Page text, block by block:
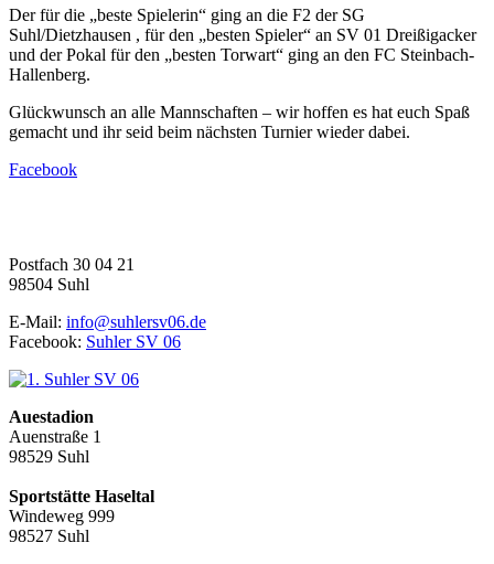
Der für die „beste Spielerin“ ging an die F2 der SG
Suhl/Dietzhausen , für den „besten Spieler“ an SV 01 Dreißigacker
und der Pokal für den „besten Torwart“ ging an den FC Steinbach-
Hallenberg.
Glückwunsch an alle Mannschaften – wir hoffen es hat euch Spaß
gemacht und ihr seid beim nächsten Turnier wieder dabei.
Facebook
Postfach 30 04 21
98504 Suhl
E-Mail: info@suhlersv06.de
Facebook: Suhler SV 06
Auestadion
Auenstraße 1
98529 Suhl
Sportstätte Haseltal
Windeweg 999
98527 Suhl